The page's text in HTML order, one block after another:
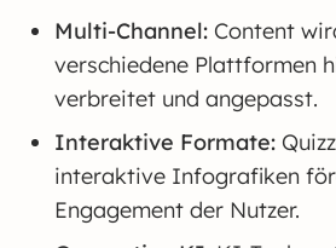
Multi-Channel: Content
verschiedene Plattformen
verbreitet und angepasst.
Interaktive Formate:
interaktive Infografiken
Engagement der Nutzer.